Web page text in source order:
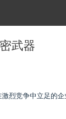
武器
烈竞争中立足的